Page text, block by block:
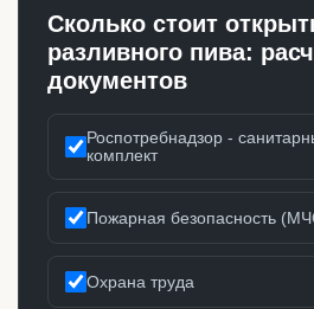
Сколько стоит
разливного пива:
документов
Роспотребнадзор -
комплект
Пожарная безопасность
Охрана труда